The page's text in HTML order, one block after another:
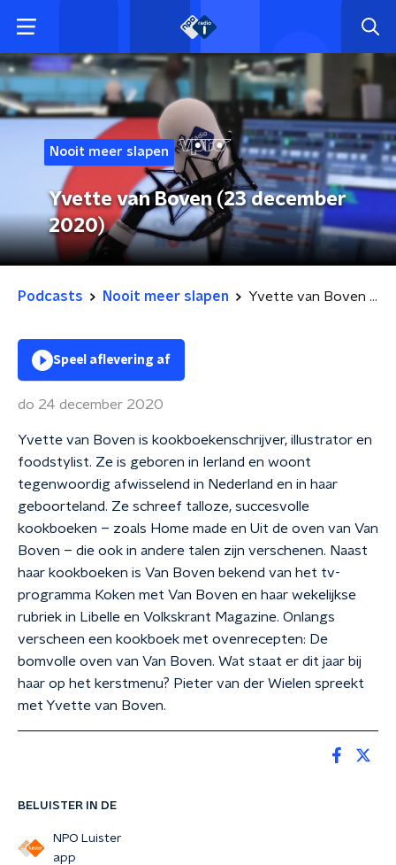
Nooit meer slapen
Yvette van Boven (23 december
2020)
Podcasts Nooit meer slapen Yvette van Boven (23 december 2020)
BELUISTER IN DE
NPO Luister
app
Speel aflevering af
do 24 december 2020
Yvette van Boven is kookboekenschrijver, illustrator en
foodstylist. Ze is geboren in Ierland en woont
tegenwoordig afwisselend in Nederland en in haar
geboorteland. Ze schreef talloze, succesvolle
kookboeken – zoals Home made en Uit de oven van Van
Boven – die ook in andere talen zijn verschenen. Naast
haar kookboeken is Van Boven bekend van het tv-
programma Koken met Van Boven en haar wekelijkse
rubriek in Libelle en Volkskrant Magazine. Onlangs
verscheen een kookboek met ovenrecepten: De
bomvolle oven van Van Boven. Wat staat er dit jaar bij
haar op het kerstmenu? Pieter van der Wielen spreekt
met Yvette van Boven.